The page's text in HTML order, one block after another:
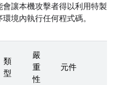
讓本機攻擊者得以利用特製
境內執行任何程式碼。
類
型
嚴
重
性
元件